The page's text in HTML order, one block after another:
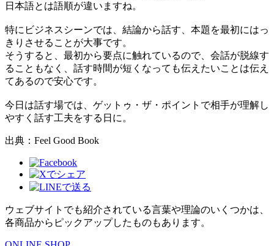
日本語とは語順が違いますね。
特にビジネスシーンでは、結論から話す、本題を最初にはっ
きりさせることが大事です。
そうすると、最初から要点に触れているので、会話が脱線す
ることもなく、話す時間が短くなっても伝えたいことは伝え
てあるので安心です。
今日は話す場では、ゲットゥ・ザ・ポイントで相手が理解し
やすく話す工夫をする日に。
出典：Feel Good Book
ウェブサイトでも紹介されている言葉や理論のいくつかは、
各商品からピックアップしたものもあります。